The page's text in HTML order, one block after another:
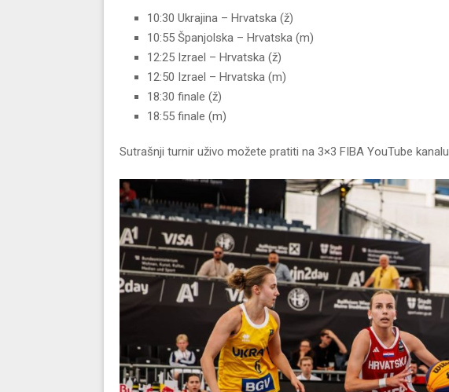
10:30 Ukrajina – Hrvatska (ž)
10:55 Španjolska – Hrvatska (m)
12:25 Izrael – Hrvatska (ž)
12:50 Izrael – Hrvatska (m)
18:30 finale (ž)
18:55 finale (m)
Sutrašnji turnir uživo možete pratiti na 3×3 FIBA YouTube kanalu